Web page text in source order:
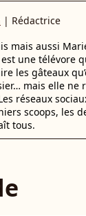
| Rédactrice
mais aussi
une télévore
les gâteaux
mais elle ne
réseaux
scoops, les
tous.